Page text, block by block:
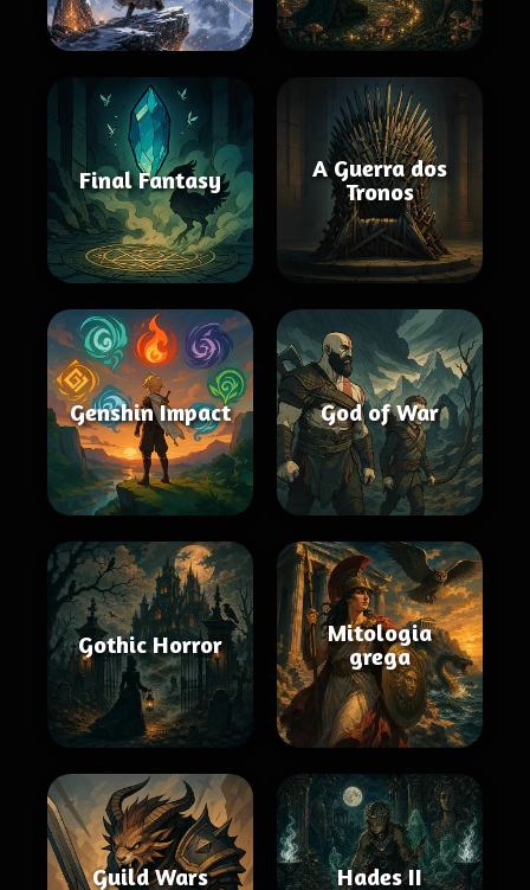
Final Fantasy
A Guerra dos
Tronos
Genshin Impact God of War
Gothic Horror
Mitologia
grega
Guild Wars Hades II